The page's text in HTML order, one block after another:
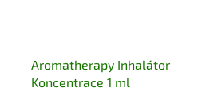
Aromatherapy Inhalátor
Koncentrace 1 ml